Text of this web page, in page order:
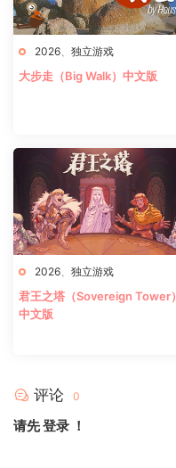
2026 独立游戏
大步走（Big Walk）中文版
2026 独立游戏
君王之塔（Sovereign Tower）
中文版
评论 0
请先登录 ！